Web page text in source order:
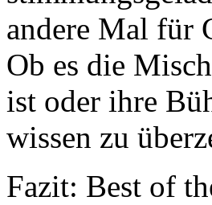
andere Mal für
Ob es die
ist oder ihre
wissen zu
Fazit: Best of